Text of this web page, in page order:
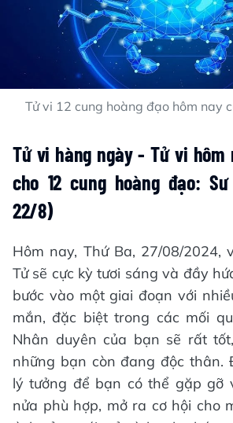
Tử vi 12 cung hoàng đạo hôm nay
Tử vi hàng ngày - Tử vi
cho 12 cung hoàng đạo:
22/8)
Hôm nay, Thứ Ba, 27/08/2024,
Tử sẽ cực kỳ tươi sáng và đầy
bước vào một giai đoạn với
mắn, đặc biệt trong các mối
Nhân duyên của bạn sẽ rất
những bạn còn đang độc thân.
lý tưởng để bạn có thể gặp gỡ
nửa phù hợp, mở ra cơ hội cho